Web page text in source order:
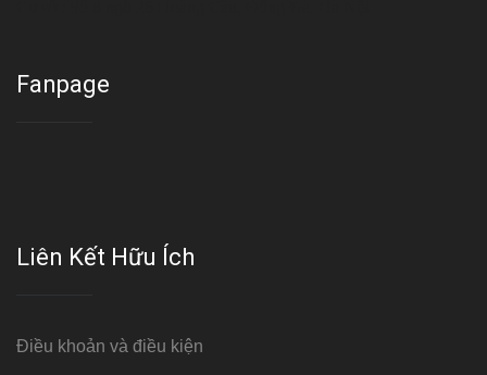
Fanpage
Liên Kết Hữu Ích
Điều khoản và điều kiện